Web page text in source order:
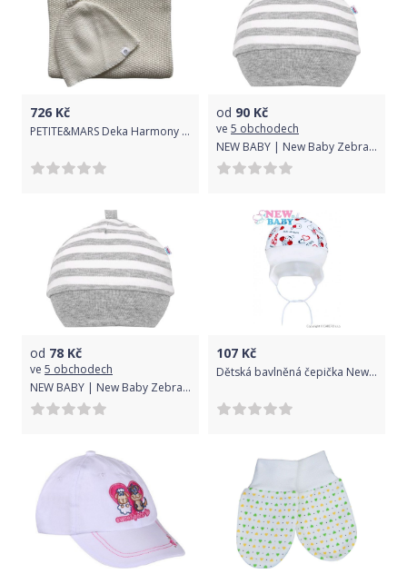
726 Kč
PETITE&MARS Deka Harmony Innocence White 80 x 100 cm + Čepice Huggy Creamy
od 90 Kč
ve 5 obchodech
NEW BABY | New Baby Zebra exclusive | Kojenecká bavlněná čepička New Baby Zebra exclusive | Bílá | 74 (6-9m)
od 78 Kč
ve 5 obchodech
NEW BABY | New Baby Zebra exclusive | Kojenecká bavlněná čepička New Baby Zebra exclusive | Bílá | 68 (4-6m)
107 Kč
Dětská bavlněná čepička New Baby Beruška, Bílá, 80 (9-12m)